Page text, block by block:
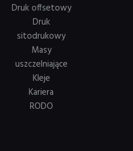
Druk offsetowy
Druk
sitodrukowy
Masy
uszczelniające
Kleje
Kariera
RODO